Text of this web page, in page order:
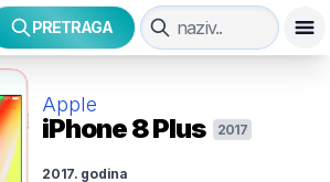
PRETRAGA
Apple
iPhone 8 Plus 2017
2017. godina